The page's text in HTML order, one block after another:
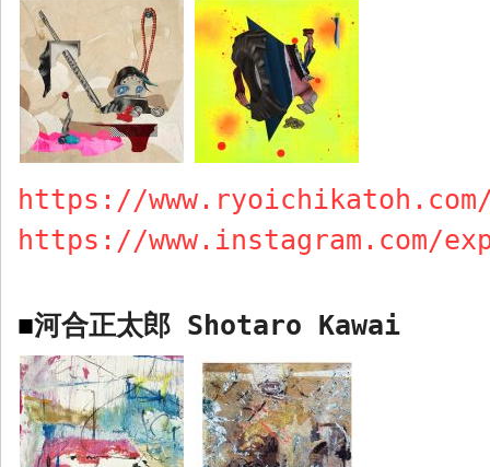
https://
https://www.instagram.com/
■河合正太郎 Shotaro Kawai